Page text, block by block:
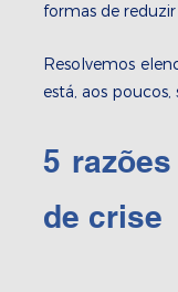
formas de
Resolvemos
está, aos
5
de crise